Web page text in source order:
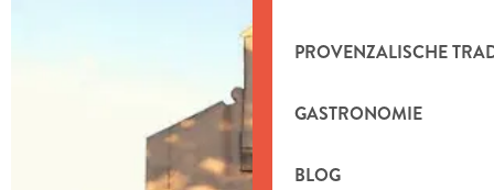
PROVENZALISCHE
GASTRONOMIE
BLOG